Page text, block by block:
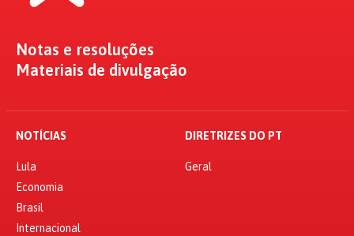
Notas e resoluções
Materiais de divulgação
NOTÍCIAS
Lula
Economia
Brasil
Internacional
DIRETRIZES DO PT
Geral